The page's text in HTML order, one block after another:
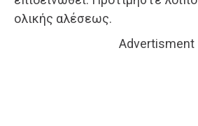
ολικής αλέσεως.
Advertisment